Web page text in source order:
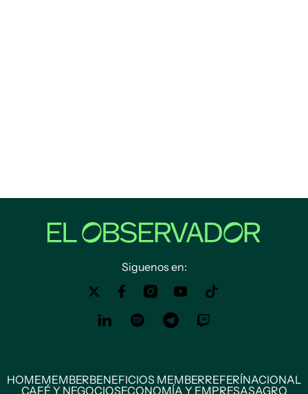
Siguenos en:
HOMEMEMBERBENEFICIOS MEMBERREFERÍNACIONAL
CAFÉ Y NEGOCIOSECONOMÍA Y EMPRESASAGRO